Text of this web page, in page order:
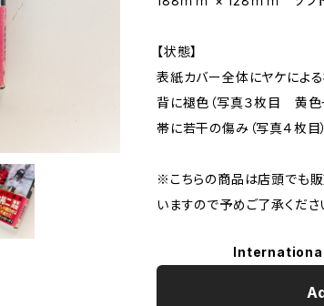
【状態】
表紙カバー全体にヤケによる
背に褪色（写真３枚目 黄色
帯に若干の傷み（写真４枚目）
※こちらの商品は店頭でも販
いますので予めご了承くださ